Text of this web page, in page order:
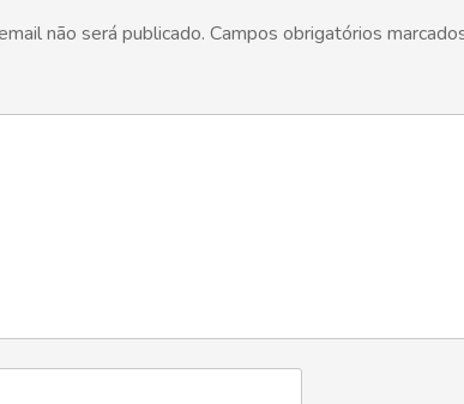
não será publicado. Campos obrigatórios